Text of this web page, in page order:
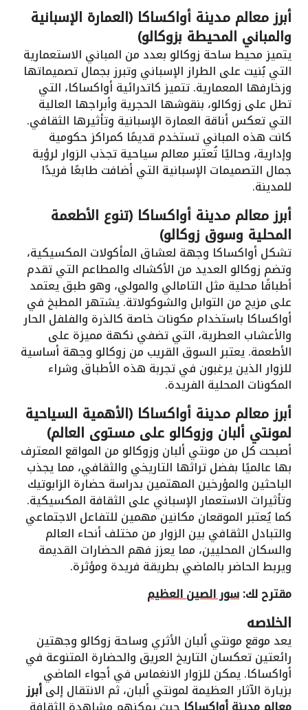
أبرز معالم مدينة أواكساكا (العمارة الإسبانية
والمباني المحيطة بزوكالو)
يتميز محيط ساحة زوكالو بعدد من المباني الاستعمارية
التي بُنيت على الطراز الإسباني وتبرز بجمال تصميماتها
وزخارفها المعمارية. تتميز كاتدرائية أواكساكا، التي
تطل على زوكالو، بنقوشها الحجرية وأبراجها العالية
التي تعكس أناقة العمارة الإسبانية وتأثيرها الثقافي.
كانت هذه المباني تستخدم قديمًا كمراكز حكومية
وإدارية، وحاليًا تُعتبر معالم سياحية تجذب الزوار لرؤية
جمال التصميمات الإسبانية التي أضافت طابعًا فريدًا
للمدينة.
أبرز معالم مدينة أواكساكا (تنوع الأطعمة
المحلية وسوق زوكالو)
تشكل أواكساكا وجهة لعشاق المأكولات المكسيكية،
وتضم زوكالو العديد من الأكشاك والمطاعم التي تقدم
أطباقًا محلية مثل التامالي والمولي، وهو طبق يعتمد
على مزيج من التوابل والشوكولاتة. يشتهر المطبخ في
أواكساكا باستخدام مكونات خاصة كالذرة والفلفل الحار
والأعشاب العطرية، التي تضفي نكهة مميزة على
الأطعمة. يعتبر السوق القريب من زوكالو وجهة أساسية
للزوار الذين يرغبون في تجربة هذه الأطباق وشراء
المكونات المحلية الفريدة.
أبرز معالم مدينة أواكساكا (الأهمية السياحية
لمونتي ألبان وزوكالو على مستوى العالم)
أصبحت كل من مونتي ألبان وزوكالو من المواقع المعترف
بها عالميًا بفضل تراثها التاريخي والثقافي، مما يجذب
الباحثين والمؤرخين المهتمين بدراسة حضارة الزابوتيك
وتأثيرات الاستعمار الإسباني على الثقافة المكسيكية.
كما يُعتبر الموقعان مكانين مهمين للتفاعل الاجتماعي
والتبادل الثقافي بين الزوار من مختلف أنحاء العالم
والسكان المحليين، مما يعزز فهم الحضارات القديمة
ويربط الحاضر بالماضي بطريقة فريدة ومؤثرة.
مقترح لك:سور الصين العظيم
الخلاصه
يعد موقع مونتي ألبان الأثري وساحة زوكالو وجهتين
رائعتين تعكسان التاريخ العريق والحضارة المتنوعة في
أواكساكا. يمكن للزوار الانغماس في أجواء الماضي
بزيارة الآثار العظيمة لمونتي ألبان، ثم الانتقال إلىأبرز